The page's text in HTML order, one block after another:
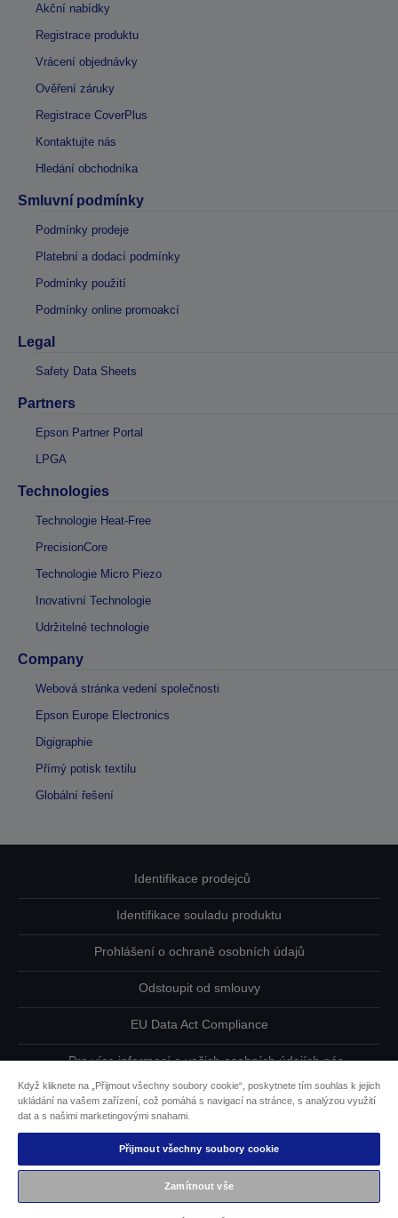
Akční nabídky
Registrace produktu
Vrácení objednávky
Ověření záruky
Registrace CoverPlus
Kontaktujte nás
Hledání obchodníka
Smluvní podmínky
Podmínky prodeje
Platební a dodací podmínky
Podmínky použití
Podmínky online promoakcí
Legal
Safety Data Sheets
Partners
Epson Partner Portal
LPGA
Technologies
Technologie Heat-Free
PrecisionCore
Technologie Micro Piezo
Inovativní Technologie
Udržitelné technologie
Company
Webová stránka vedení společnosti
Epson Europe Electronics
Digigraphie
Přímý potisk textilu
Globální řešení
Identifikace prodejců
Identifikace souladu produktu
Prohlášení o ochraně osobních údajů
Odstoupit od smlouvy
EU Data Act Compliance
Pro více informací o vašich osobních údajích nás
Informace o souborech cookie
Závazek usnadnění přístupu společnosti Epson
Copyright © 2026 Seiko Epson
Když kliknete na „Přijmout všechny soubory cookie“, poskytnete tím souhlas k jejich
ukládání na vašem zařízení, což pomáhá s navigací na stránce, s analýzou využití
dat a s našimi marketingovými snahami.
Přijmout všechny soubory cookie
Zamítnout vše